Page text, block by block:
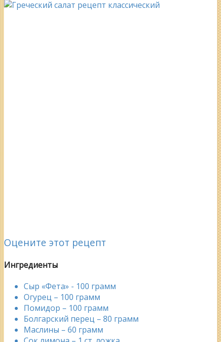
Оцените этот рецепт
Ингредиенты
Сыр «Фета» - 100 грамм
Огурец – 100 грамм
Помидор – 100 грамм
Болгарский перец – 80 грамм
Маслины – 60 грамм